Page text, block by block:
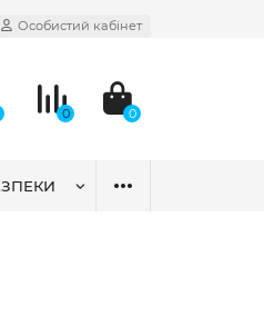
Особистий кабінет
0 0